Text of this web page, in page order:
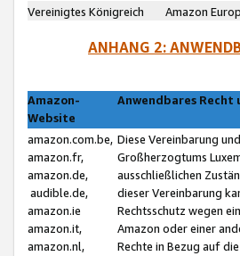
Vereinigtes Königreich
Amazon
ANHANG 2:
Amazon-
Website
Anwendbares
amazon.com.be,
amazon.fr,
amazon.de,
audible.de,
amazon.ie
amazon.it,
amazon.nl,
Diese Vereinbarung
Großherzogtums
ausschließlichen
dieser Vereinbarung
Rechtsschutz wegen
Amazon oder einer
Rechte in Bezug auf